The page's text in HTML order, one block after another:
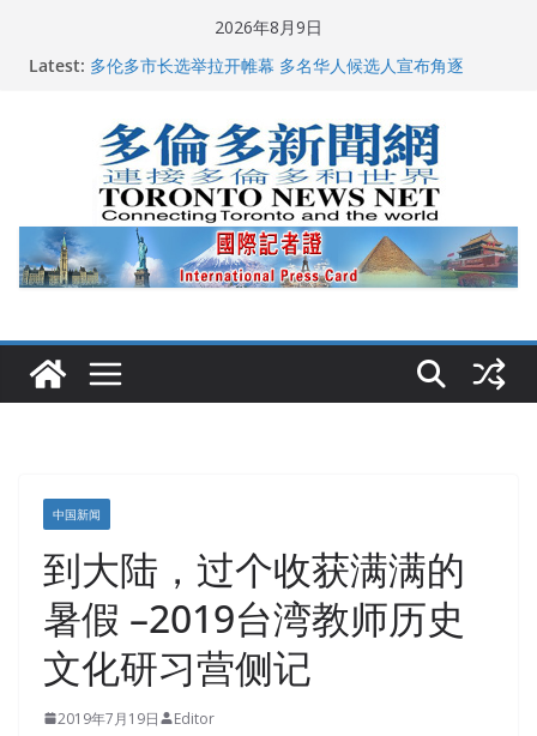
2026年8月9日
Latest: 龚晓华参加多伦多骄傲大游行 与市民分享竞选理念
特朗普称加拿大“不友善”并批评其领导层 卡尼：谈判事
关加拿大就业
2026加拿大青少年儿童绘画比赛颁奖典礼多伦多举行
中国新闻
到大陆，过个收获满满的
暑假 –2019台湾教师历史
文化研习营侧记
2019年7月19日 Editor